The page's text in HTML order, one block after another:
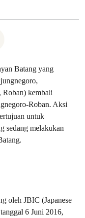
Batang yang
Roban) kembali
Roban. Aksi
untuk
sedang melakukan
oleh JBIC (Japanese
6 Juni 2016,